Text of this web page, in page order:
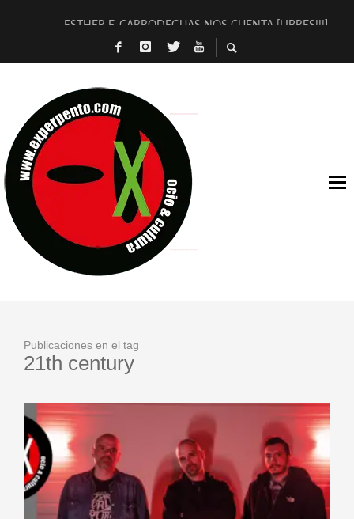
ESTHER F. CARRODEGUAS NOS CUENTA [LIBRES!!!]
[TERRA DE GUAPES] DE SANDRA MONFORT
TIMBRE 4, LA ESCUELA DEL DIRECTOR TEATRAL CLAUDIO
30 AÑOS (NO ES NADA) DE LA KATARSIS DEL TOMATAZO
MILITARES JUDÍAS EN #EXVITA
D’BALDOMEROS REINVENTAN [BITÁCORA 3.0] EN EXVITA
MARSHALL FLASH PRESENTA EN EXVITA [RELATIVA
JOFRE BARDAGÍ EN EXVITA INTERPRETANDO A SERRAT
Publicaciones en el tag
21th century